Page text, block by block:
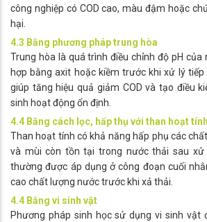
công nghiệp có COD cao, màu đậm hoặc
hại.
4.3 Bằng phương pháp trung hòa
Trung hòa là quá trình điều chỉnh độ pH
hợp bằng axit hoặc kiềm trước khi xử lý tiếp
giúp tăng hiệu quả giảm COD và tạo điều
sinh hoạt động ổn định.
4.4 Bằng cách lọc, hấp thụ với than hoạt tính
Than hoạt tính có khả năng hấp phụ các
và mùi còn tồn tại trong nước thải sau xử
thường được áp dụng ở công đoạn cuối
cao chất lượng nước trước khi xả thải.
4.4 Bằng vi sinh vật
Phương pháp sinh học sử dụng vi sinh vật